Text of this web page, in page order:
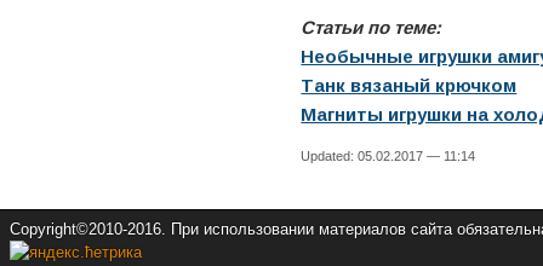
Статьи по теме:
Необычные игрушки
Танк вязаный крючком
Магниты игрушки на
Updated: 05.02.2017 — 11:14
Copyright©2010-2016. При использовании материалов сайта